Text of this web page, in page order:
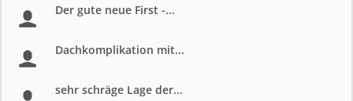
Der gute neue First -...
Dachkomplikation mit...
sehr schräge Lage der...